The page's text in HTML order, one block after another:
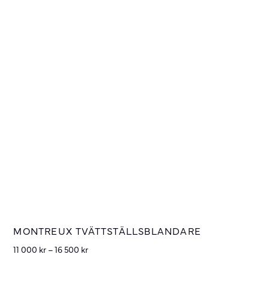
MONTREUX TVÄTTSTÄLLSBLANDARE
11 000 kr–16 500 kr